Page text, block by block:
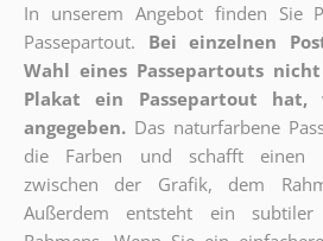
In unserem Angebot finden Sie
Passepartout.
Bei einzelnen
Wahl eines Passepartouts
Plakat ein Passepartout
angegeben. Das naturfarbene
die Farben und schafft einen
zwischen der Grafik, dem
Außerdem entsteht ein